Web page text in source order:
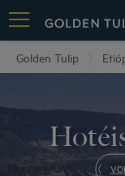
Golden Tulip